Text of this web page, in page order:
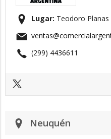
Lugar: Teodoro
(299) 4436611
Neuquén